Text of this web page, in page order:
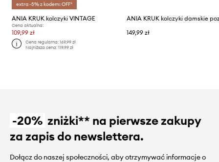
extra -5% z kodem: OFF*
ANIA KRUK kolczyki VINTAGE
Cena aktualna:
109,99 zł
Cena regularna:169,99 zł
Najniższa cena:119,99 zł
149,99 zł
-20% zniżki** na pierwsze zakupy
za zapis do newslettera.
Dołącz do naszej społeczności, aby otrzymywać informacje o